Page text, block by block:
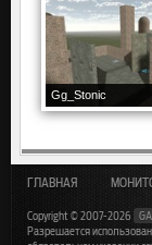
Gg_Stonic
ГЛАВНАЯ
Copyright © 2007-2026
Разрешается